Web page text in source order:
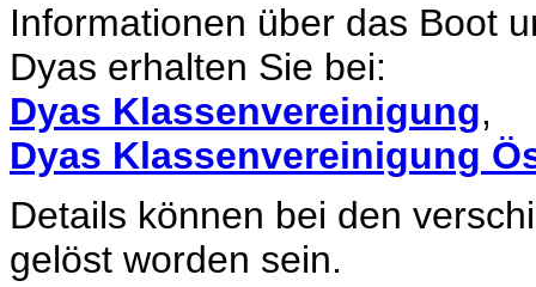
Informationen über das Boot
Dyas erhalten Sie bei:
Dyas Klassenvereinigung,
Dyas Klassenvereinigung
Details können bei den
gelöst worden sein.